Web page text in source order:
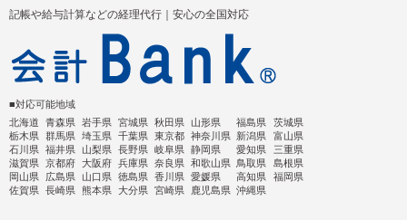
記帳や給与計算などの経理代行｜安心の全国対応
■対応可能地域
北海道
青森県 岩手県 宮城県 秋田県 山形県 福島県
茨城県
栃木県 群馬県 埼玉県 千葉県 東京都 神奈川県 新潟県
富山県
石川県 福井県 山梨県 長野県 岐阜県 静岡県 愛知県
三重県
滋賀県 京都府 大阪府 兵庫県 奈良県 和歌山県 鳥取県
島根県
岡山県
広島県 山口県 徳島県 香川県 愛媛県 高知県
福岡県
佐賀県 長崎県 熊本県 大分県 宮崎県 鹿児島県 沖縄県